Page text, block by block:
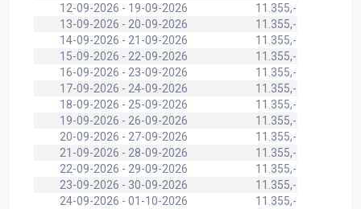
12-09-2026 - 19-09-2026
11.355,-
13-09-2026 - 20-09-2026
11.355,-
14-09-2026 - 21-09-2026
11.355,-
15-09-2026 - 22-09-2026
11.355,-
16-09-2026 - 23-09-2026
11.355,-
17-09-2026 - 24-09-2026
11.355,-
18-09-2026 - 25-09-2026
11.355,-
19-09-2026 - 26-09-2026
11.355,-
20-09-2026 - 27-09-2026
11.355,-
21-09-2026 - 28-09-2026
11.355,-
22-09-2026 - 29-09-2026
11.355,-
23-09-2026 - 30-09-2026
11.355,-
24-09-2026 - 01-10-2026
11.355,-